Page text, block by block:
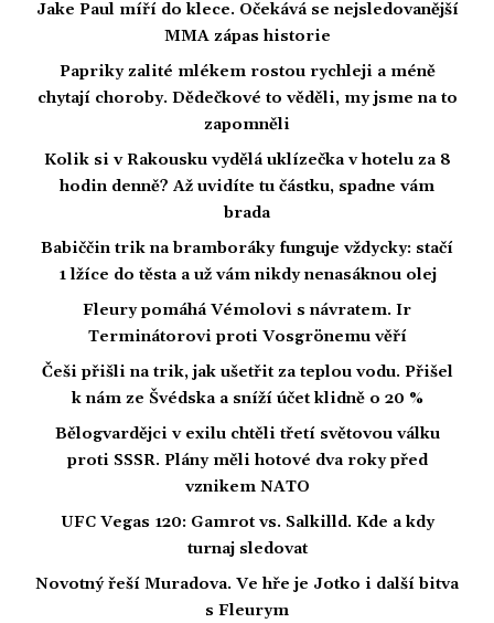
Jake Paul míří do klece. Očekává se nejsledovanější
MMA zápas historie
Papriky zalité mlékem rostou rychleji a méně
chytají choroby. Dědečkové to věděli, my jsme na to
zapomněli
Kolik si v Rakousku vydělá uklízečka v hotelu za 8
hodin denně? Až uvidíte tu částku, spadne vám
brada
Babiččin trik na bramboráky funguje vždycky: stačí
1 lžíce do těsta a už vám nikdy nenasáknou olej
Fleury pomáhá Vémolovi s návratem. Ir
Terminátorovi proti Vosgrönemu věří
Češi přišli na trik, jak ušetřit za teplou vodu. Přišel
k nám ze Švédska a sníží účet klidně o 20 %
Bělogvardějci v exilu chtěli třetí světovou válku
proti SSSR. Plány měli hotové dva roky před
vznikem NATO
UFC Vegas 120: Gamrot vs. Salkilld. Kde a kdy
turnaj sledovat
Novotný řeší Muradova. Ve hře je Jotko i další bitva
s Fleurym